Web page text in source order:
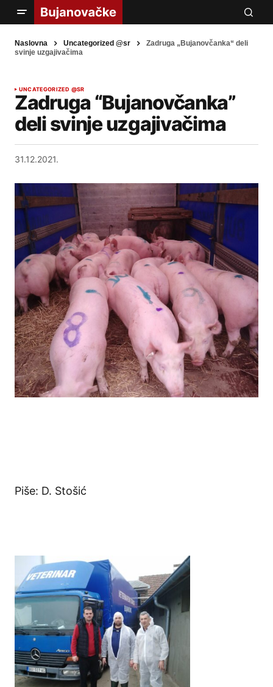
Naslovna Uncategorized @sr
Zadruga „Bujanovčanka“ deli
svinje uzgajivačima
UNCATEGORIZED @SR
Zadruga “Bujanovčanka”
deli svinje uzgajivačima
31.12.2021.
Piše: D. Stošić